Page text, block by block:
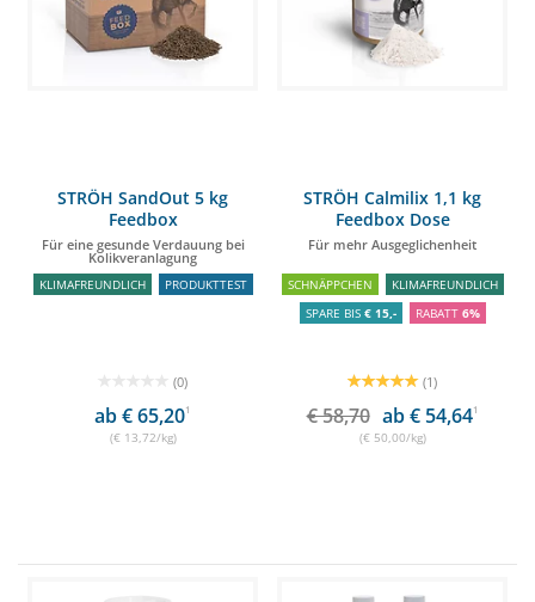
STRÖH SandOut 5 kg
Feedbox
Für eine gesunde Verdauung bei
Kolikveranlagung
KLIMAFREUNDLICH PRODUKTTEST
(0)
ab € 65,201
(€ 13,72/kg)
STRÖH Calmilix 1,1 kg
Feedbox Dose
Für mehr Ausgeglichenheit
SCHNÄPPCHEN
KLIMAFREUNDLICH
SPARE BIS € 15,- RABATT 6%
(1)
€ 58,70 ab € 54,641
(€ 50,00/kg)